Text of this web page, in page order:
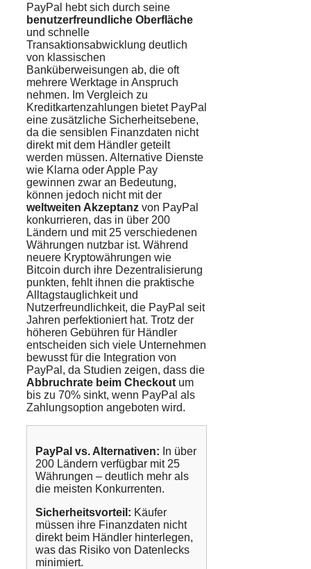
PayPal hebt sich durch seine
benutzerfreundliche Oberfläche
und schnelle
Transaktionsabwicklung deutlich
von klassischen
Banküberweisungen ab, die oft
mehrere Werktage in Anspruch
nehmen. Im Vergleich zu
Kreditkartenzahlungen bietet PayPal
eine zusätzliche Sicherheitsebene,
da die sensiblen Finanzdaten nicht
direkt mit dem Händler geteilt
werden müssen. Alternative Dienste
wie Klarna oder Apple Pay
gewinnen zwar an Bedeutung,
können jedoch nicht mit der
weltweiten Akzeptanz von PayPal
konkurrieren, das in über 200
Ländern und mit 25 verschiedenen
Währungen nutzbar ist. Während
neuere Kryptowährungen wie
Bitcoin durch ihre Dezentralisierung
punkten, fehlt ihnen die praktische
Alltagstauglichkeit und
Nutzerfreundlichkeit, die PayPal seit
Jahren perfektioniert hat. Trotz der
höheren Gebühren für Händler
entscheiden sich viele Unternehmen
bewusst für die Integration von
PayPal, da Studien zeigen, dass die
Abbruchrate beim Checkout um
bis zu 70% sinkt, wenn PayPal als
Zahlungsoption angeboten wird.
PayPal vs. Alternativen: In über
200 Ländern verfügbar mit 25
Währungen – deutlich mehr als
die meisten Konkurrenten.
Sicherheitsvorteil: Käufer
müssen ihre Finanzdaten nicht
direkt beim Händler hinterlegen,
was das Risiko von Datenlecks
minimiert.